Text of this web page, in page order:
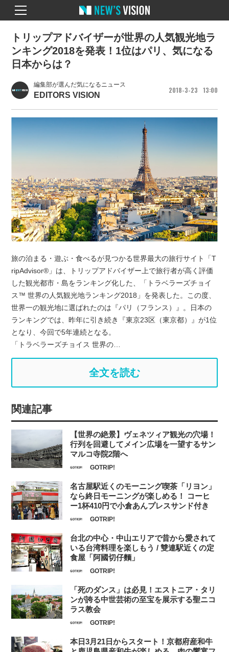
編集部が選んだ気になるニュース
EDITORS VISION
2018 3 23 13 00
トリップアドバイザーが世界の人気観光地ラ
ンキング2018を発表！1位はパリ、気になる
日本からは？
旅の泊まる・遊ぶ・食べるが見つかる世界最大の旅行サイト「T
ripAdvisor®」は、トリップアドバイザー上で旅行者が高く評価
した観光都市・島をランキング化した、「トラベラーズチョイ
ス™ 世界の人気観光地ランキング2018」を発表した。この度、
世界一の観光地に選ばれたのは『パリ（フランス）』。日本の
ランキングでは、昨年に引き続き『東京23区（東京都）』が1位
となり、今回で5年連続となる。
「トラベラーズチョイス 世界の…
全文を読む
関連記事
【世界の絶景】ヴェネツィア観光の穴場！
行列を回避してメイン広場を一望するサン
マルコ寺院2階へ
GOTRIP!
名古屋駅近くのモーニング喫茶「リヨン」
なら終日モーニングが楽しめる！ コーヒ
ー1杯410円で小倉あんプレスサンド付き
GOTRIP!
台北の中心・中山エリアで昔から愛されて
いる台湾料理を楽しもう / 雙連駅近くの定
食屋「阿國切仔麵」
GOTRIP!
「死のダンス」は必見！エストニア・タリ
ンが誇る中世芸術の至宝を展示する聖ニコ
ラス教会
GOTRIP!
本日3月21日からスタート！京都府産和牛